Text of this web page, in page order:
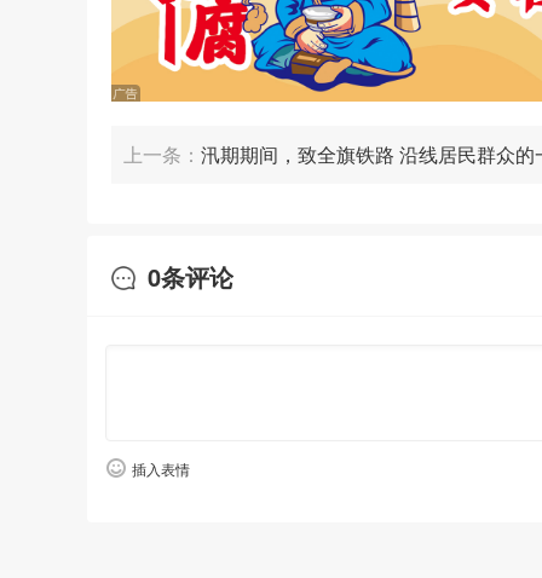
上一条： 汛期期间，致全旗铁路 沿线居民群众的
0条评论
插入表情